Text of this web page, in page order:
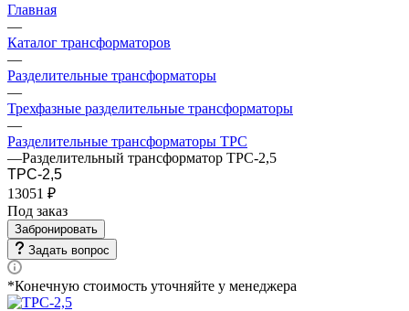
Главная
—
Каталог трансформаторов
—
Разделительные трансформаторы
—
Трехфазные разделительные трансформаторы
—
Разделительные трансформаторы ТРС
—Разделительный трансформатор ТРС-2,5
ТРС-2,5
13051 ₽
Под заказ
Забронировать
Задать вопрос
*Конечную стоимость уточняйте у менеджера